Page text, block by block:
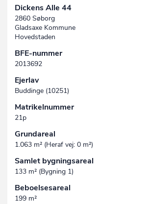
Dickens Alle 44
2860 Søborg
Gladsaxe Kommune
Hovedstaden
BFE-nummer
2013692
Ejerlav
Buddinge (10251)
Matrikelnummer
21p
Grundareal
1.063 m² (Heraf vej: 0 m²)
Samlet bygningsareal
133 m² (Bygning 1)
Beboelsesareal
199 m²